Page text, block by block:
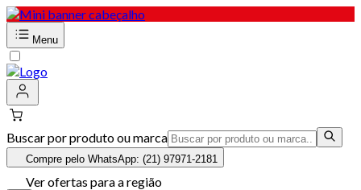
Menu
Buscar por produto ou marca
Compre pelo WhatsApp: (21) 97971-2181
Ver ofertas para a região